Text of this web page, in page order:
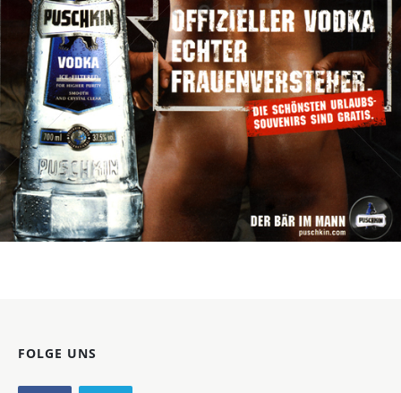
PUSCHKIN Berentzen-Gruppe AG 2006
Bild-ID: 19896
FOLGE UNS